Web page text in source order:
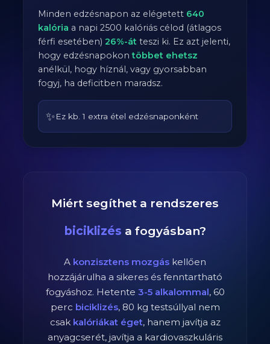
Minden edzésnapon az elégetett 640
kalória a napi2500 kalóriás célod (átlagos
férfi esetében)26%-át teszi ki. Ez azt jelenti,
hogy edzésnapokontöbbet ehetsz
anélkül, hogy híznál, vagy gyorsabban
fogyj, ha deficitben maradsz.
✨Ez kb. 1 extra étel edzésnaponként
Miért segíthet a rendszeres
biciklizés a fogyásban?
A konzisztens mozgás kellően
hozzájárulha a sikeres és fenntartható
fogyáshoz. Hetente 3-5 alkalommal, 60
perc biciklizés, 80 kg testsúllyal nem
csak kalóriákat éget, hanem javítja az
anyagcserét, javítja a kardiovaszkuláris